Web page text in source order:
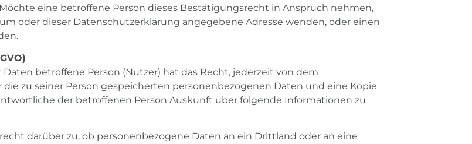
eine betroffene Person dieses Bestätigungsrecht in Anspruch nehmen,
oder dieser Datenschutzerklärung angegebene Adresse wenden, oder einen
betroffene Person (Nutzer) hat das Recht, jederzeit von dem
zu seiner Person gespeicherten personenbezogenen Daten und eine Kopie
der betroffenen Person Auskunft über folgende Informationen zu
darüber zu, ob personenbezogene Daten an ein Drittland oder an eine